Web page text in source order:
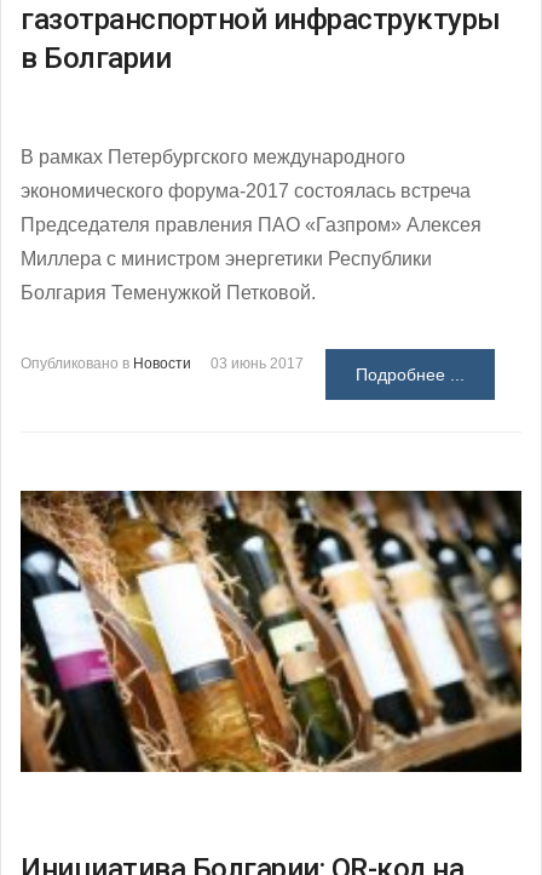
газотранспортной инфраструктуры
в Болгарии
В рамках Петербургского международного
экономического форума-2017 состоялась встреча
Председателя правления ПАО «Газпром» Алексея
Миллера с министром энергетики Республики
Болгария Теменужкой Петковой.
Опубликовано в Новости 03 июнь 2017
Подробнее ...